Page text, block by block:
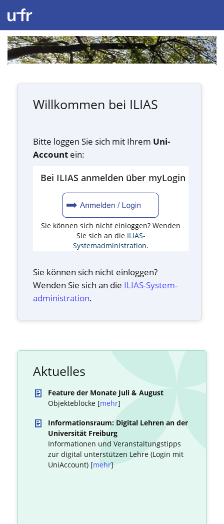
Willkommen bei ILIAS
Bitte loggen Sie sich mit Ihrem Uni-
Account ein:
Bei ILIAS anmelden über myLogin
Sie können sich nicht einloggen? Wenden
Sie sich an die ILIAS-
Systemadministration.
Sie können sich nicht einloggen?
Wenden Sie sich an die ILIAS-System­
administration.
Aktuelles
Feature der Monate Juli & August
Objekteblöcke [mehr]
Informationsraum: Digital Lehren an der
Universität Freiburg
Informationen und Veranstaltungstipps
zur digital unterstützen Lehre (Login mit
UniAccount) [mehr]